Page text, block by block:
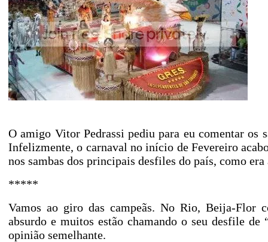
O amigo Vitor Pedrassi pediu para eu comentar os
Infelizmente, o carnaval no início de Fevereiro
nos sambas dos principais desfiles do país, como
*****
Vamos ao giro das campeãs. No Rio, Beija-Flor
absurdo e muitos estão chamando o seu desfile
opinião semelhante.